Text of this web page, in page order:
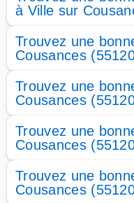
à Ville sur
Trouvez une
Cousances
Trouvez une
Cousances
Trouvez une
Cousances
Trouvez une
Cousances